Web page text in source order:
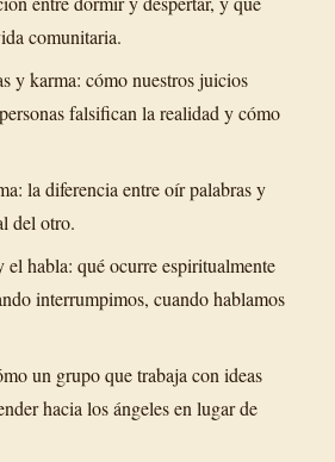
comunitaria.
y karma: cómo nuestros juicios
falsifican la realidad y cómo
la diferencia entre oír palabras y
del otro.
habla: qué ocurre espiritualmente
interrumpimos, cuando hablamos
un grupo que trabaja con ideas
hacia los ángeles en lugar de